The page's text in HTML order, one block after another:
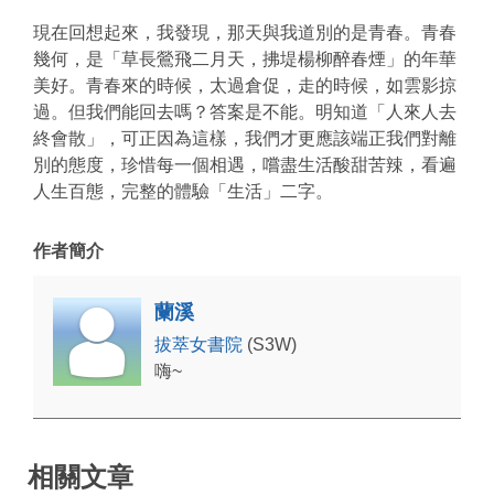
現在回想起來，我發現，那天與我道別的是青春。青春
幾何，是「草長鶯飛二月天，拂堤楊柳醉春煙」的年華
美好。青春來的時候，太過倉促，走的時候，如雲影掠
過。但我們能回去嗎？答案是不能。明知道「人來人去
終會散」，可正因為這樣，我們才更應該端正我們對離
別的態度，珍惜每一個相遇，嚐盡生活酸甜苦辣，看遍
人生百態，完整的體驗「生活」二字。
作者簡介
蘭溪
拔萃女書院 (S3W)
嗨~
相關文章